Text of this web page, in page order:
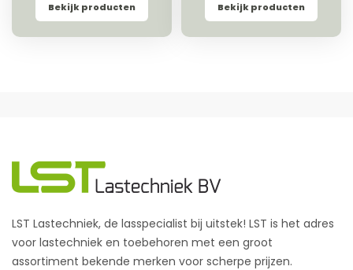
Bekijk producten Bekijk producten
LST Lastechniek, de lasspecialist bij uitstek! LST is het adres
voor lastechniek en toebehoren met een groot
assortiment bekende merken voor scherpe prijzen.